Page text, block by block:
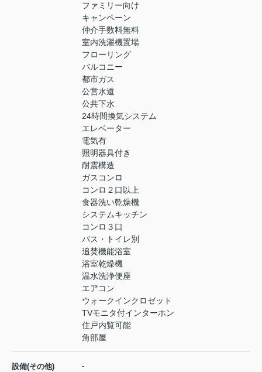
ファミリー向け
キャンペーン
仲介手数料無料
室内洗濯機置場
フローリング
バルコニー
都市ガス
公営水道
公共下水
24時間換気システム
エレベーター
電気有
照明器具付き
耐震構造
ガスコンロ
コンロ２口以上
食器洗い乾燥機
システムキッチン
コンロ３口
バス・トイレ別
追焚機能浴室
浴室乾燥機
温水洗浄便座
エアコン
ウォークインクロゼット
TVモニタ付インターホン
住戸内覧可能
角部屋
設備(その他) -